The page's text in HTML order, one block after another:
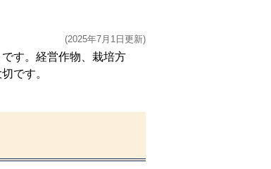
(2025年7月1日更新)
す。経営作物、栽培方
です。